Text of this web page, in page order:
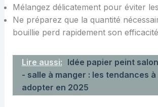
Mélangez délicatement pour éviter
Ne préparez que la quantité
bouillie perd rapidement son efficacité
Lire aussi: Idée papier peint salon
- salle à manger : les tendances à
adopter en 2025